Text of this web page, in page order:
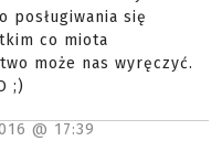
posługiwania się
co miota
może nas wyręczyć.
;)
@ 17:39